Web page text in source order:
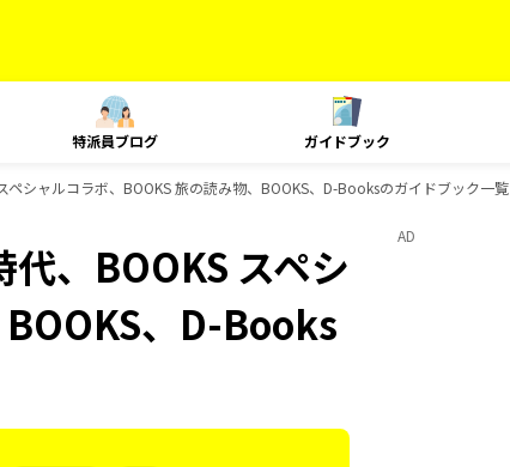
特派員ブログ ガイドブック
シャルコラボ、BOOKS 旅の読み物、BOOKS、D-Booksのガイドブック一覧
、BOOKS スペシ
、D-Books
AD